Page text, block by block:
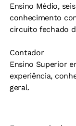
Ensino Médio,
conhecimento
circuito fechado
Contador
Ensino Superior
experiência,
geral.